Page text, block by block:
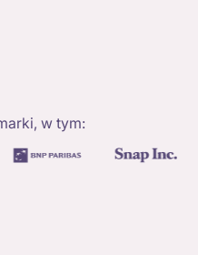
w tym: